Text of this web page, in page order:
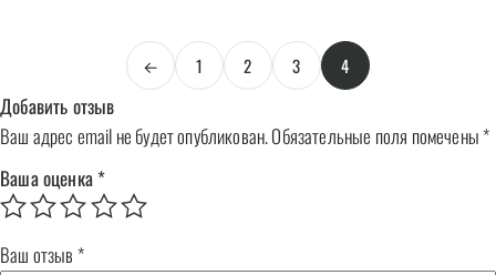
← 1 2 3 4
Добавить отзыв
Ваш адрес email не будет опубликован.Обязательные поля помечены*
Ваша оценка *
Ваш отзыв *